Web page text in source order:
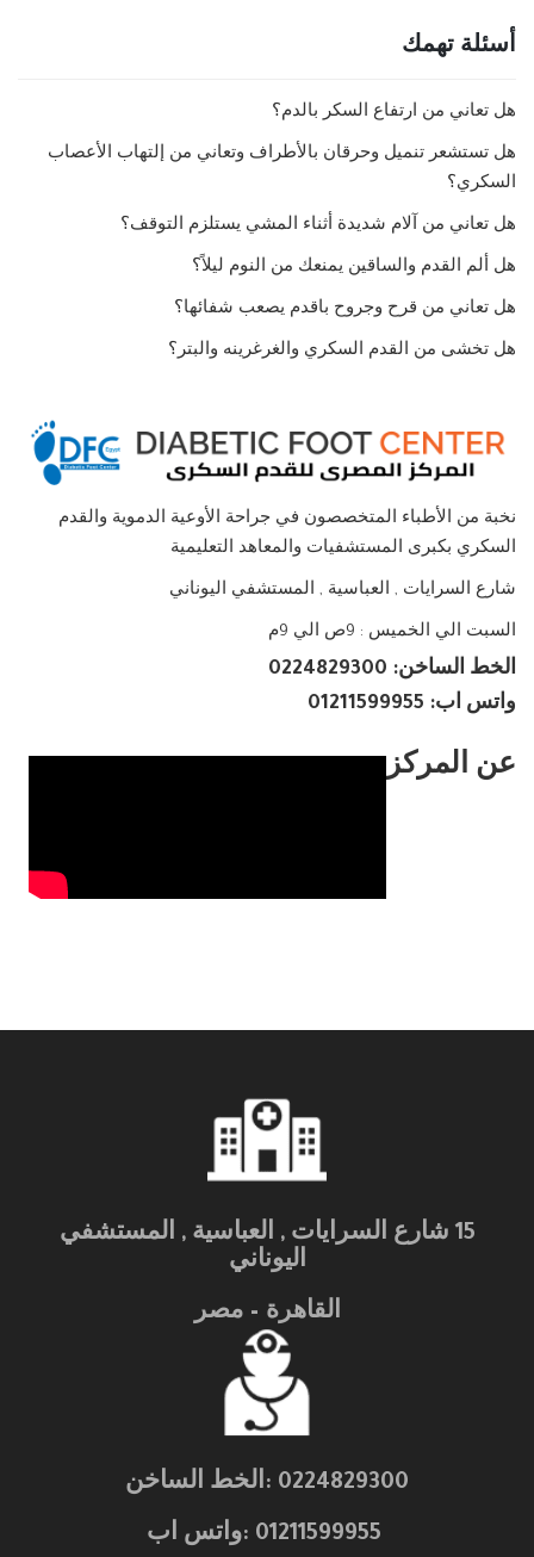
أسئلة تهمك
هل تعاني من ارتفاع السكر بالدم؟
هل تستشعر تنميل وحرقان بالأطراف وتعاني من إلتهاب الأعصاب
السكري؟
هل تعاني من آلام شديدة أثناء المشي يستلزم التوقف؟
هل ألم القدم والساقين يمنعك من النوم ليلاً؟
هل تعاني من قرح وجروح باقدم يصعب شفائها؟
هل تخشى من القدم السكري والغرغرينه والبتر؟
نخبة من الأطباء المتخصصون في جراحة الأوعية الدموية والقدم
السكري بكبرى المستشفيات والمعاهد التعليمية
شارع السرايات , العباسية , المستشفي اليوناني
السبت الي الخميس : 9ص الي 9م
الخط الساخن: 0224829300
واتس اب: 01211599955
عن المركز
15 شارع السرايات , العباسية , المستشفي
اليوناني
القاهرة – مصر
0224829300 :الخط الساخن